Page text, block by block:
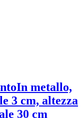
In metallo,
3 cm, altezza
30 cm